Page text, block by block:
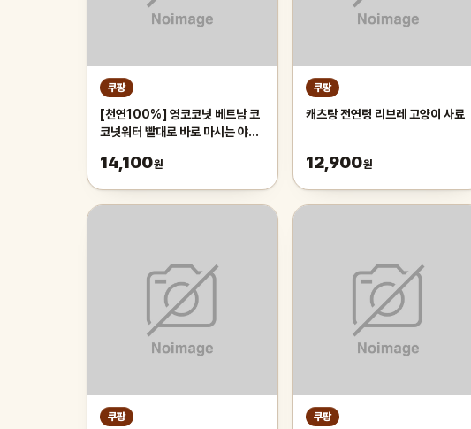
쿠팡
[천연100%] 영코코넛 베트남 코
코넛워터 빨대로 바로 마시는 야자
내외(2과입)
14,100원
쿠팡
캐츠랑 전연령 리브레 고양이 사료
12,900원
쿠팡 쿠팡